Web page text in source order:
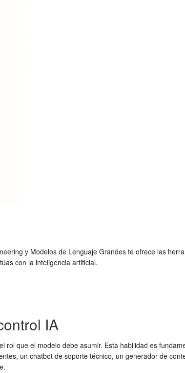
y Modelos de Lenguaje Grandes te ofrece las
con la inteligencia artificial.
IA
rol que el modelo debe asumir. Esta habilidad es
un chatbot de soporte técnico, un generador de